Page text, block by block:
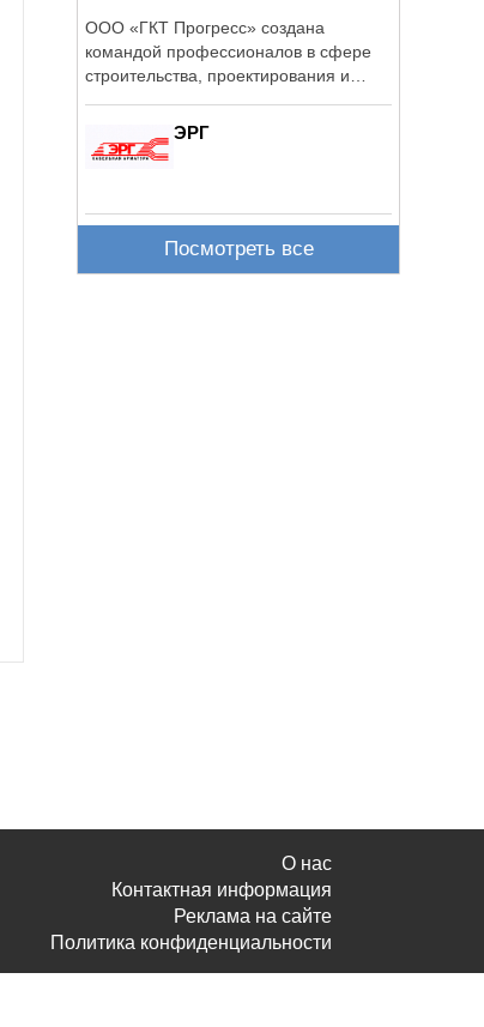
ООО «ГКТ Прогресс» создана
командой профессионалов в сфере
строительства, проектирования и
ЭРГ
Посмотреть все
О нас
Контактная информация
Реклама на сайте
Политика конфиденциальности